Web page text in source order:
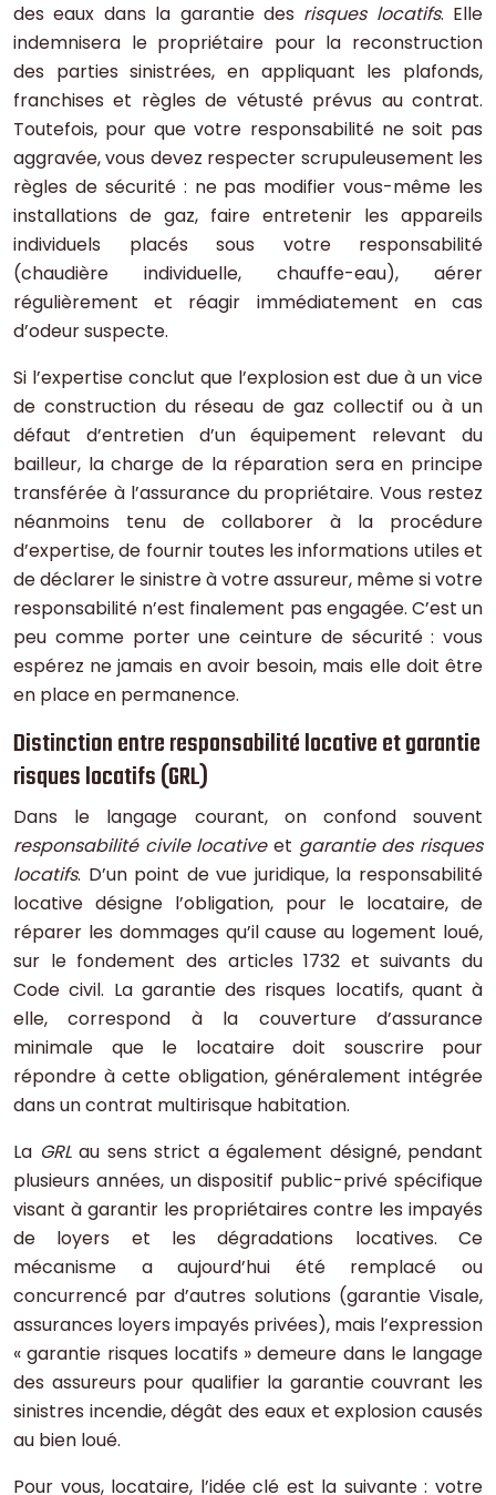
des eaux dans la garantie des risques locatifs. Elle
indemnisera le propriétaire pour la reconstruction
des parties sinistrées, en appliquant les plafonds,
franchises et règles de vétusté prévus au contrat.
Toutefois, pour que votre responsabilité ne soit pas
aggravée, vous devez respecter scrupuleusement les
règles de sécurité : ne pas modifier vous-même les
installations de gaz, faire entretenir les appareils
individuels placés sous votre responsabilité
(chaudière individuelle, chauffe-eau), aérer
régulièrement et réagir immédiatement en cas
d’odeur suspecte.
Si l’expertise conclut que l’explosion est due à un vice
de construction du réseau de gaz collectif ou à un
défaut d’entretien d’un équipement relevant du
bailleur, la charge de la réparation sera en principe
transférée à l’assurance du propriétaire. Vous restez
néanmoins tenu de collaborer à la procédure
d’expertise, de fournir toutes les informations utiles et
de déclarer le sinistre à votre assureur, même si votre
responsabilité n’est finalement pas engagée. C’est un
peu comme porter une ceinture de sécurité : vous
espérez ne jamais en avoir besoin, mais elle doit être
en place en permanence.
Distinction entre responsabilité locative et garantie
risques locatifs (GRL)
Dans le langage courant, on confond souvent
responsabilité civile locativeet garantie des risques
locatifs. D’un point de vue juridique, la responsabilité
locative désigne l’obligation, pour le locataire, de
réparer les dommages qu’il cause au logement loué,
sur le fondement des articles 1732 et suivants du
Code civil. La garantie des risques locatifs, quant à
elle, correspond à la couverture d’assurance
minimale que le locataire doit souscrire pour
répondre à cette obligation, généralement intégrée
dans un contrat multirisque habitation.
La GRLau sens strict a également désigné, pendant
plusieurs années, un dispositif public-privé spécifique
visant à garantir les propriétaires contre les impayés
de loyers et les dégradations locatives. Ce
mécanisme a aujourd’hui été remplacé ou
concurrencé par d’autres solutions (garantie Visale,
assurances loyers impayés privées), mais l’expression
« garantie risques locatifs » demeure dans le langage
des assureurs pour qualifier la garantie couvrant les
sinistres incendie, dégât des eaux et explosion causés
au bien loué.
Pour vous, locataire, l’idée clé est la suivante : votre